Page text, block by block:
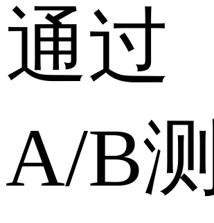
通过
A/B测